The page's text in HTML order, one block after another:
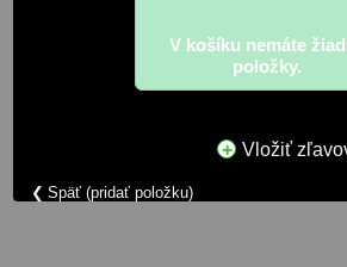
V košíku nemáte
položky.
Vložiť
Späť (pridať položku)